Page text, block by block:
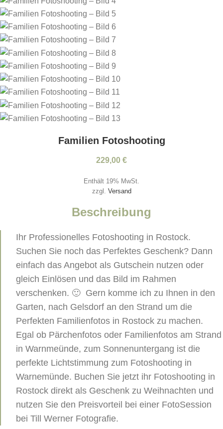
Familien Fotoshooting
229,00 €
Enthält 19% MwSt.
zzgl. Versand
Beschreibung
Ihr Professionelles Fotoshooting in Rostock.
Suchen Sie noch das Perfektes Geschenk? Dann
einfach das Angebot als Gutschein nutzen oder
gleich Einlösen und das Bild im Rahmen
verschenken. 🙂 Gern komme ich zu Ihnen in den
Garten, nach Gelsdorf an den Strand um die
Perfekten Familienfotos in Rostock zu machen.
Egal ob Pärchenfotos oder Familienfotos am Strand
in Warnmeünde, zum Sonnenuntergang ist die
perfekte Lichtstimmung zum Fotoshooting in
Warnemünde. Buchen Sie jetzt ihr Fotoshooting in
Rostock direkt als Geschenk zu Weihnachten und
nutzen Sie den Preisvorteil bei einer FotoSession
bei Till Werner Fotografie.